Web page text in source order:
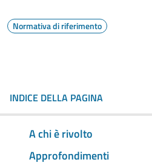
Normativa di riferimento
INDICE DELLA PAGINA
A chi è rivolto
Approfondimenti